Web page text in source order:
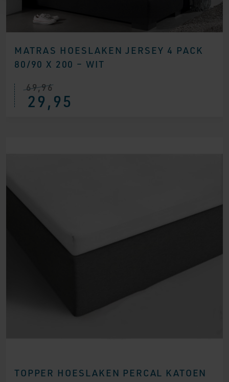
MATRAS HOESLAKEN JERSEY 4 PACK
80/90 X 200 – WIT
69,96
Oorspronkelijke
prijs
was:
29,95
Huidige
prijs
is:
TOPPER HOESLAKEN PERCAL KATOEN